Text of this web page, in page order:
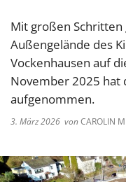
Mit großen
Außengelände des
Vockenhausen auf
November 2025 hat
aufgenommen.
3. März 2026 vonCAROLIN